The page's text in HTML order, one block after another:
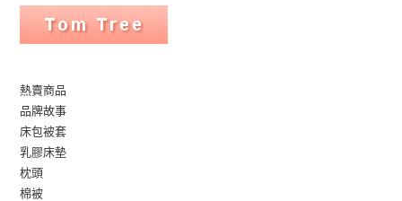
熱賣商品
品牌故事
床包被套
乳膠床墊
枕頭
棉被